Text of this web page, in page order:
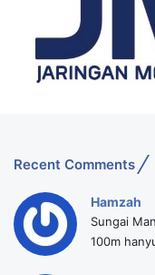
Recent Comments
Hamzah
Sungai
100m